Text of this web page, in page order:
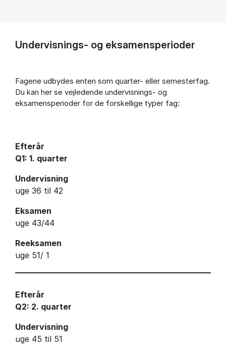
Undervisnings- og eksamensperioder
Fagene udbydes enten som quarter- eller semesterfag.
Du kan her se vejledende undervisnings- og
eksamensperioder for de forskellige typer fag:
Efterår
Q1: 1. quarter
Undervisning
uge 36 til 42
Eksamen
uge 43/44
Reeksamen
uge 51/ 1
Efterår
Q2: 2. quarter
Undervisning
uge 45 til 51